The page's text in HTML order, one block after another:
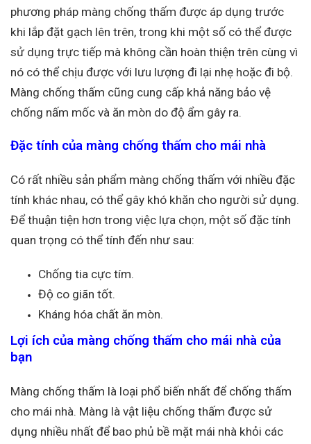
phương pháp màng chống thấm được áp dụng trước
khi lắp đặt gạch lên trên, trong khi một số có thể được
sử dụng trực tiếp mà không cần hoàn thiện trên cùng vì
nó có thể chịu được với lưu lượng đi lại nhẹ hoặc đi bộ.
Màng chống thấm cũng cung cấp khả năng bảo vệ
chống nấm mốc và ăn mòn do độ ẩm gây ra.
Đặc tính của màng chống thấm cho mái nhà
Có rất nhiều sản phẩm màng chống thấm với nhiều đặc
tính khác nhau, có thể gây khó khăn cho người sử dụng.
Để thuận tiện hơn trong việc lựa chọn, một số đặc tính
quan trọng có thể tính đến như sau:
Chống tia cực tím.
Độ co giãn tốt.
Kháng hóa chất ăn mòn.
Lợi ích của màng chống thấm cho mái nhà của
bạn
Màng chống thấm là loại phổ biến nhất để chống thấm
cho mái nhà. Màng là vật liệu chống thấm được sử
dụng nhiều nhất để bao phủ bề mặt mái nhà khỏi các